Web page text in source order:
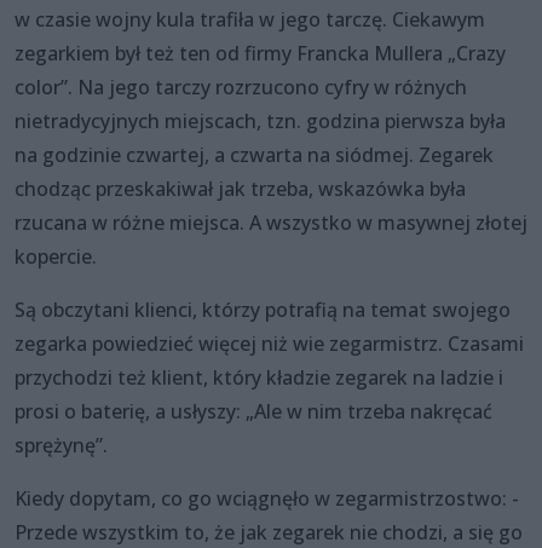
w czasie wojny kula trafiła w jego tarczę. Ciekawym
zegarkiem był też ten od firmy Francka Mullera „Crazy
color”. Na jego tarczy rozrzucono cyfry w różnych
nietradycyjnych miejscach, tzn. godzina pierwsza była
na godzinie czwartej, a czwarta na siódmej. Zegarek
chodząc przeskakiwał jak trzeba, wskazówka była
rzucana w różne miejsca. A wszystko w masywnej złotej
kopercie.
Są obczytani klienci, którzy potrafią na temat swojego
zegarka powiedzieć więcej niż wie zegarmistrz. Czasami
przychodzi też klient, który kładzie zegarek na ladzie i
prosi o baterię, a usłyszy: „Ale w nim trzeba nakręcać
sprężynę”.
Kiedy dopytam, co go wciągnęło w zegarmistrzostwo: -
Przede wszystkim to, że jak zegarek nie chodzi, a się go